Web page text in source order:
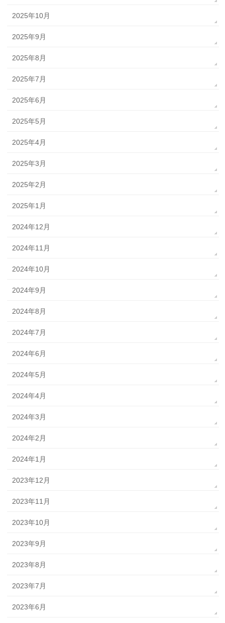
2025年10月
2025年9月
2025年8月
2025年7月
2025年6月
2025年5月
2025年4月
2025年3月
2025年2月
2025年1月
2024年12月
2024年11月
2024年10月
2024年9月
2024年8月
2024年7月
2024年6月
2024年5月
2024年4月
2024年3月
2024年2月
2024年1月
2023年12月
2023年11月
2023年10月
2023年9月
2023年8月
2023年7月
2023年6月